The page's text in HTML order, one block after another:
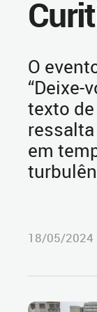
O
“Deixe-
texto
em
18/05/2024